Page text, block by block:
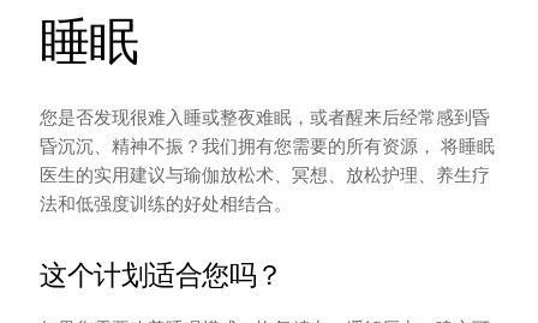
睡眠
您是否发现很难入睡或整夜难眠，或者醒来后经常感到昏
昏沉沉、精神不振？我们拥有您需要的所有资源，
将睡眠
医生的实用建议与瑜伽放松术、冥想、放松护理、养生疗
法和低强度训练的好处相结合。
这个计划适合您吗？